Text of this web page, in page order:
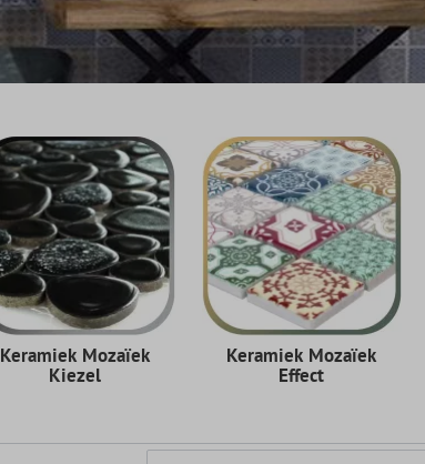
Keramiek Mozaïek
Kiezel
Keramiek Mozaïek
Effect